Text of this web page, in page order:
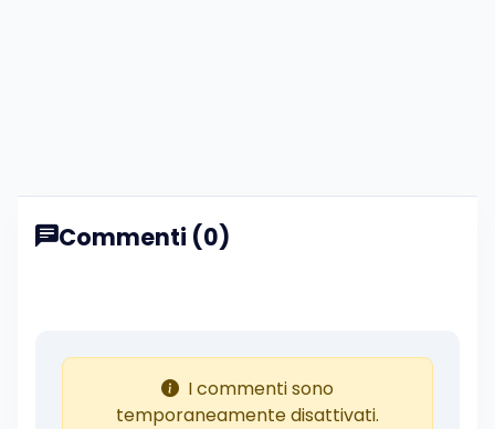
Commenti (0)
I commenti sono
temporaneamente disattivati.